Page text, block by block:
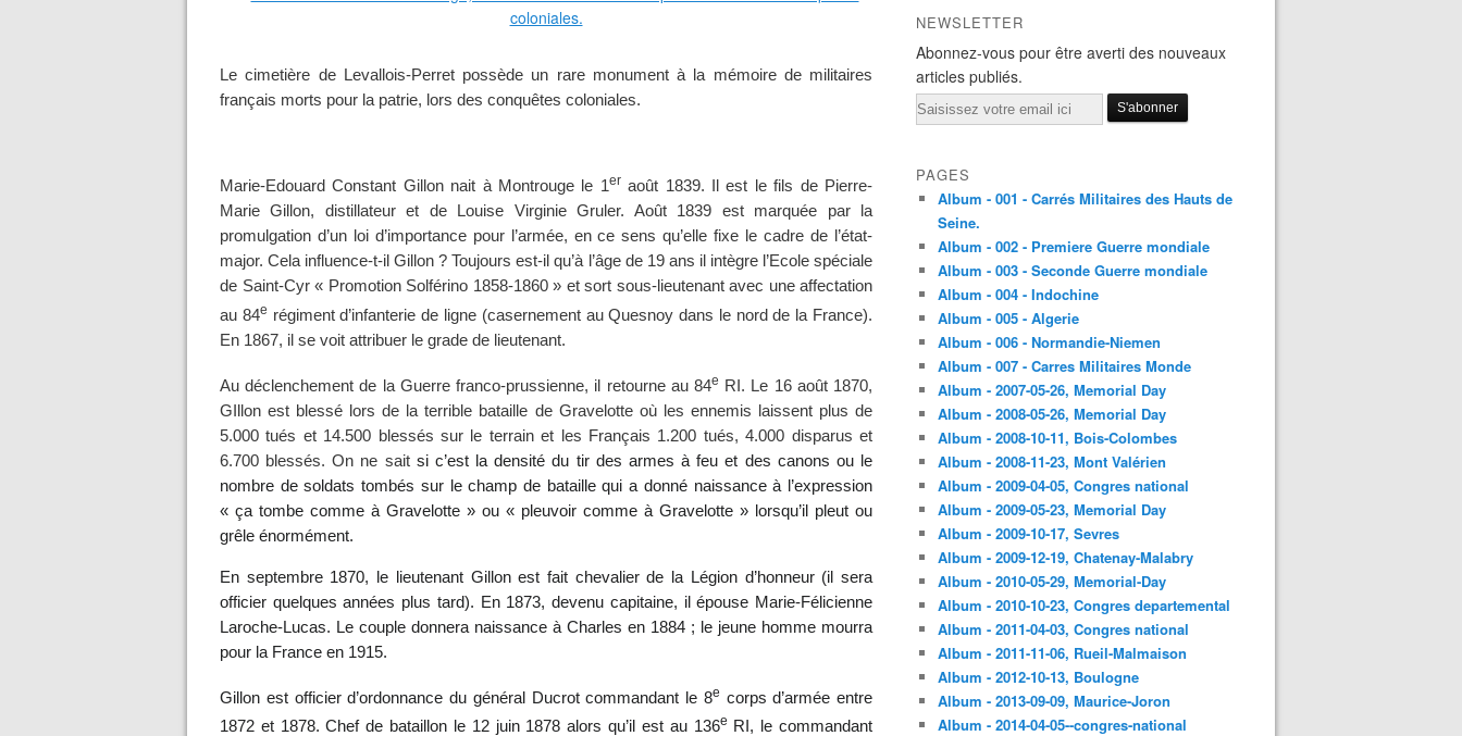
Le cimetière de Levallois-Perret possède un rare monument à la mémoire de militaires
français morts pour la patrie, lors des conquêtes coloniales.
Marie-Edouard Constant Gillon nait à Montrouge le 1er août 1839. Il est le fils de Pierre-
Marie Gillon, distillateur et de Louise Virginie Gruler. Août 1839 est marquée par la
promulgation d’un loi d’importance pour l’armée, en ce sens qu’elle fixe le cadre de l’état-
major. Cela influence-t-il Gillon ? Toujours est-il qu’à l’âge de 19 ans il intègre l’Ecole spéciale
de Saint-Cyr « Promotion Solférino 1858-1860 » et sort sous-lieutenant avec une affectation
au 84e régiment d’infanterie de ligne (casernement au Quesnoy dans le nord de la France).
En 1867, il se voit attribuer le grade de lieutenant.
Au déclenchement de la Guerre franco-prussienne, il retourne au 84e RI. Le 16 août 1870,
GIllon est blessé lors de la terrible bataille de Gravelotte où les ennemis laissent plus de
5.000 tués et 14.500 blessés sur le terrain et les Français 1.200 tués, 4.000 disparus et
6.700 blessés. On ne sait si c’est la densité du tir des armes à feu et des canons ou le
nombre de soldats tombés sur le champ de bataille qui a donné naissance à l’expression
« ça tombe comme à Gravelotte » ou « pleuvoir comme à Gravelotte » lorsqu’il pleut ou
grêle énormément.
En septembre 1870, le lieutenant Gillon est fait chevalier de la Légion d’honneur (il sera
officier quelques années plus tard). En 1873, devenu capitaine, il épouse Marie-Félicienne
Laroche-Lucas. Le couple donnera naissance à Charles en 1884 ; le jeune homme mourra
pour la France en 1915.
Gillon est officier d’ordonnance du général Ducrot commandant le 8e corps d’armée entre
1872 et 1878. Chef de bataillon le 12 juin 1878 alors qu’il est au 136e RI, le commandant
NEWSLETTER
Abonnez-vous pour être averti des nouveaux
articles publiés.
Email
PAGES
Album - 001 - Carrés Militaires des Hauts de
Seine.
Album - 002 - Premiere Guerre mondiale
Album - 003 - Seconde Guerre mondiale
Album - 004 - Indochine
Album - 005 - Algerie
Album - 006 - Normandie-Niemen
Album - 007 - Carres Militaires Monde
Album - 2007-05-26, Memorial Day
Album - 2008-05-26, Memorial Day
Album - 2008-10-11, Bois-Colombes
Album - 2008-11-23, Mont Valérien
Album - 2009-04-05, Congres national
Album - 2009-05-23, Memorial Day
Album - 2009-10-17, Sevres
Album - 2009-12-19, Chatenay-Malabry
Album - 2010-05-29, Memorial-Day
Album - 2010-10-23, Congres departemental
Album - 2011-04-03, Congres national
Album - 2011-11-06, Rueil-Malmaison
Album - 2012-10-13, Boulogne
Album - 2013-09-09, Maurice-Joron
Album - 2014-04-05--congres-national